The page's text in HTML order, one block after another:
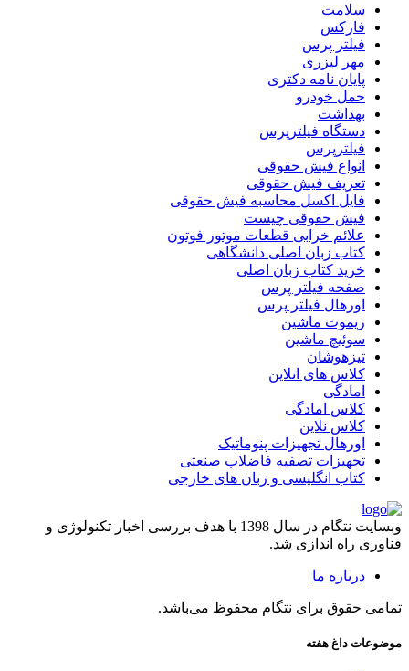
سلامت
فارکس
فیلتر پرس
مهر لیزری
پایان نامه دکتری
حمل خودرو
بهداشت
دستگاه فیلترپرس
فیلترپرس
انواع فیش حقوقی
تعریف فیش حقوقی
فایل اکسل محاسبه فیش حقوقی
فیش حقوقی چیست
علائم خرابی قطعات موتور فوتون
کتاب زبان اصلی دانشگاهی
خرید کتاب زبان اصلی
صفحه فیلتر پرس
اورهال فیلتر پرس
ریموت ماشین
سوئیچ ماشین
تیزهوشان
کلاس های انلاین
امادگی
کلاس امادگی
کلاس نلاین
اورهال تجهیزات پنوماتیک
تجهیزات تصفیه فاضلاب صنعتی
کتاب انگلیسی و زبان های خارجی
وبسایت نتگام در سال 1398 با هدف بررسی اخبار تکنولوژی و
فناوری راه اندازی شد.
درباره ما
تمامی حقوق برای نتگام محفوظ می‌باشد.
موضوعات داغ هفته